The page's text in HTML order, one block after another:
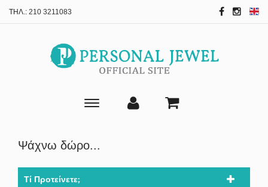
ΤΗΛ.: 210 3211083
Toggle
Ψάχνω δώρο...
Τί Προτείνετε;